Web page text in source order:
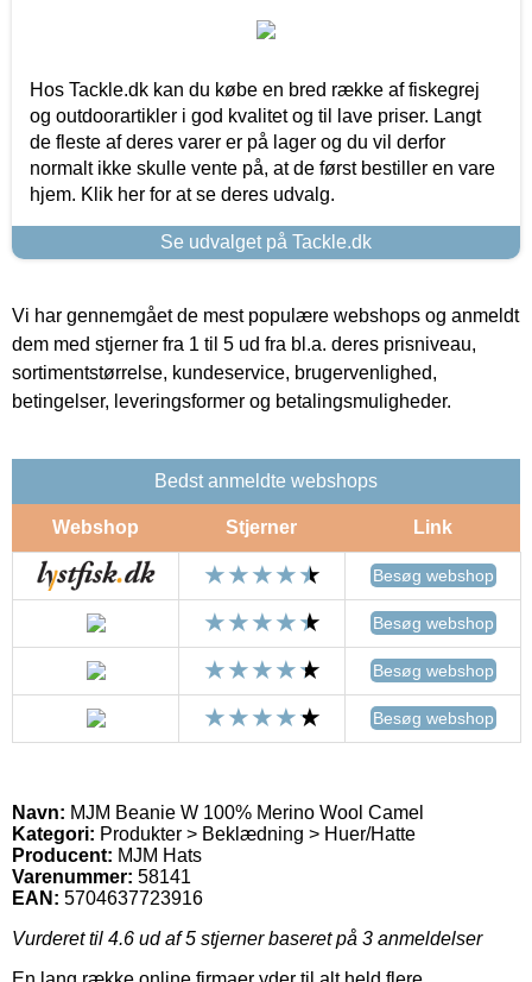
Hos Tackle.dk kan du købe en bred række af fiskegrej
og outdoorartikler i god kvalitet og til lave priser. Langt
de fleste af deres varer er på lager og du vil derfor
normalt ikke skulle vente på, at de først bestiller en vare
hjem. Klik her for at se deres udvalg.
Se udvalget på Tackle.dk
Vi har gennemgået de mest populære webshops og anmeldt
dem med stjerner fra 1 til 5 ud fra bl.a. deres prisniveau,
sortimentstørrelse, kundeservice, brugervenlighed,
betingelser, leveringsformer og betalingsmuligheder.
Bedst anmeldte webshops
Webshop Stjerner Link
Besøg webshop
Besøg webshop
Besøg webshop
Besøg webshop
Navn: MJM Beanie W 100% Merino Wool Camel
Kategori: Produkter > Beklædning > Huer/Hatte
Producent: MJM Hats
Varenummer: 58141
EAN: 5704637723916
Vurderet til 4.6 ud af 5 stjerner baseret på 3 anmeldelser